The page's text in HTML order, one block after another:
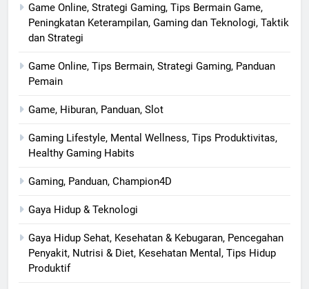
Game Online, Strategi Gaming, Tips Bermain Game,
Peningkatan Keterampilan, Gaming dan Teknologi, Taktik
dan Strategi
Game Online, Tips Bermain, Strategi Gaming, Panduan
Pemain
Game, Hiburan, Panduan, Slot
Gaming Lifestyle, Mental Wellness, Tips Produktivitas,
Healthy Gaming Habits
Gaming, Panduan, Champion4D
Gaya Hidup & Teknologi
Gaya Hidup Sehat, Kesehatan & Kebugaran, Pencegahan
Penyakit, Nutrisi & Diet, Kesehatan Mental, Tips Hidup
Produktif